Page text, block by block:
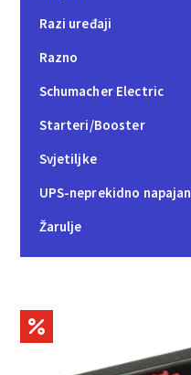
Razi uređaji
Razno
Schumacher Electric
Starteri/Booster
Svjetiljke
UPS-neprekidno
Žarulje